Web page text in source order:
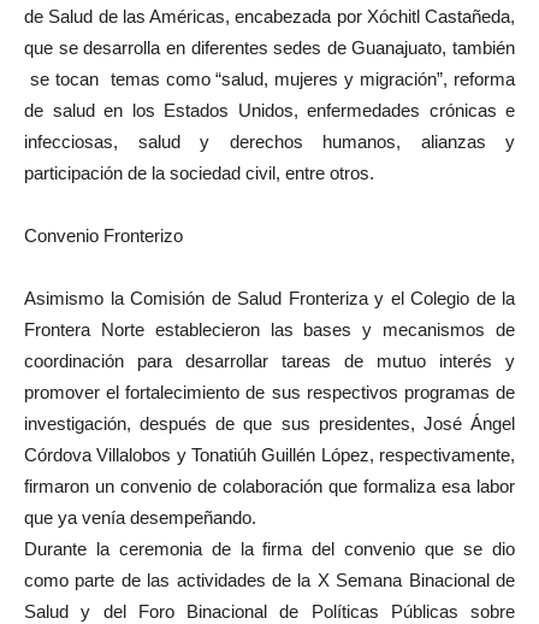
de Salud de las Américas, encabezada por Xóchitl Castañeda,
que se desarrolla en diferentes sedes de Guanajuato, también
se tocan temas como “salud, mujeres y migración”, reforma
de salud en los Estados Unidos, enfermedades crónicas e
infecciosas, salud y derechos humanos, alianzas y
participación de la sociedad civil, entre otros.
Convenio Fronterizo
Asimismo la Comisión de Salud Fronteriza y el Colegio de la
Frontera Norte establecieron las bases y mecanismos de
coordinación para desarrollar tareas de mutuo interés y
promover el fortalecimiento de sus respectivos programas de
investigación, después de que sus presidentes, José Ángel
Córdova Villalobos y Tonatiúh Guillén López, respectivamente,
firmaron un convenio de colaboración que formaliza esa labor
que ya venía desempeñando.
Durante la ceremonia de la firma del convenio que se dio
como parte de las actividades de la X Semana Binacional de
Salud y del Foro Binacional de Políticas Públicas sobre